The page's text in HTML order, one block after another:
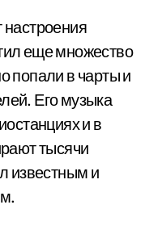
настроения
еще множество
попали в чарты и
Его музыка
и в
тысячи
известным и